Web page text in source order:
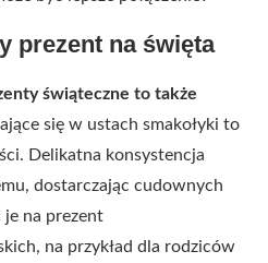
prezent na święta
świąteczne to także
się w ustach smakołyki to
Delikatna konsystencja
dostarczając cudownych
na prezent
na przykład dla rodziców